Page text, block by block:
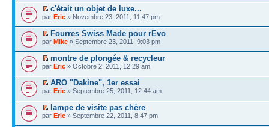
c'était un objet de luxe...
par Eric » Novembre 23, 2011, 11:47 pm
Fourres Swiss Made pour rEvo
par Mike » Septembre 23, 2011, 9:03 pm
montre de plongée & recycleur
par Eric » Octobre 2, 2011, 12:29 am
ARO "Dakine", 1er essai
par Eric » Septembre 25, 2011, 12:44 am
lampe de visite pas chère
par Eric » Septembre 22, 2011, 8:47 pm